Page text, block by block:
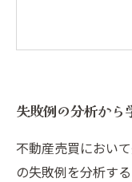
不動産市場
失敗例の分析から
不動産売買におい
の失敗例を分析す